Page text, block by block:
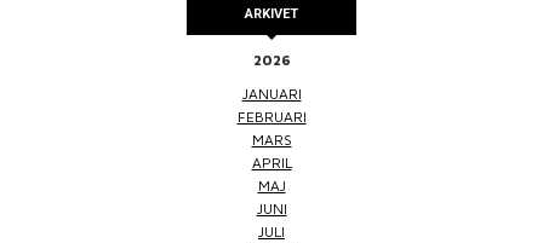
ARKIVET
2026
JANUARI
FEBRUARI
MARS
APRIL
MAJ
JUNI
JULI